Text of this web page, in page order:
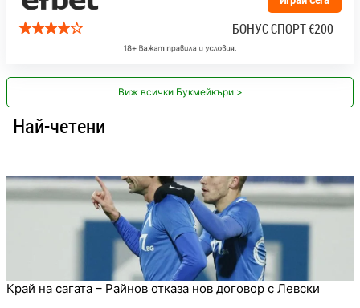
БОНУС СПОРТ€200
Виж всички Букмейкъри >
Най-четени
Край на сагата – Райнов отказа нов договор с Левски